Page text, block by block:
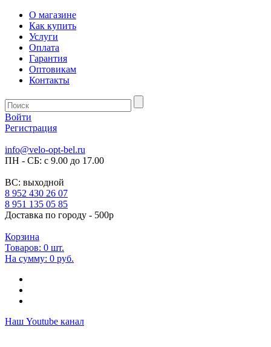
О магазине
Как купить
Услуги
Оплата
Гарантия
Оптовикам
Контакты
Войти
Регистрация
info@velo-opt-bel.ru
ПН - СБ: с 9.00 до 17.00
ВС: выходной
8 952 430 26 07
8 951 135 05 85
Доставка по городу - 500р
Корзина
Товаров: 0 шт.
На сумму: 0 руб.
Наш Youtube канал